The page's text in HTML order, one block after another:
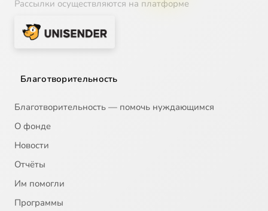
Рассылки осуществляются на платформе
Благотворительность
Благотворительность — помочь нуждающимся
О фонде
Новости
Отчёты
Им помогли
Программы